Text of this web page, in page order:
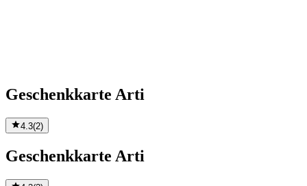
Geschenkkarte Arti
4.3(2)
Geschenkkarte Arti